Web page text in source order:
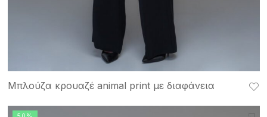
Μπλούζα κρουαζέ animal print με διαφάνεια
50%